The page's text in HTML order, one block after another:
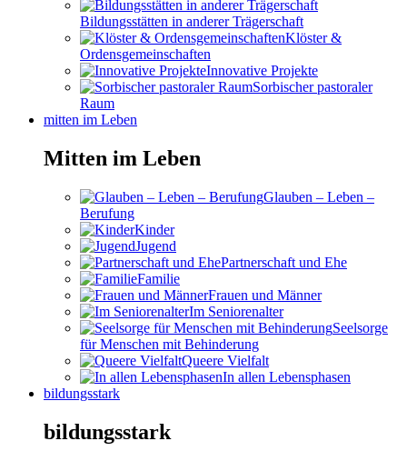
Bildungsstätten in anderer Trägerschaft
Klöster &
Ordensgemeinschaften
Innovative Projekte
Sorbischer pastoraler
Raum
mitten im Leben
Mitten im Leben
Glauben – Leben –
Berufung
Kinder
Jugend
Partnerschaft und Ehe
Familie
Frauen und Männer
Im Seniorenalter
Seelsorge
für Menschen mit Behinderung
Queere Vielfalt
In allen Lebensphasen
bildungsstark
bildungsstark